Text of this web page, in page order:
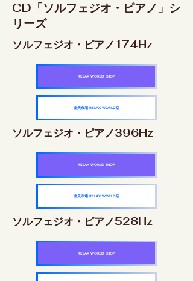
CD「ソルフェジオ・ピアノ」シ
リーズ
ソルフェジオ・ピアノ174Hz
RELAX WORLD SHOP
楽天市場 RELAX WORLD店
ソルフェジオ・ピアノ396Hz
RELAX WORLD SHOP
楽天市場 RELAX WORLD店
ソルフェジオ・ピアノ528Hz
RELAX WORLD SHOP